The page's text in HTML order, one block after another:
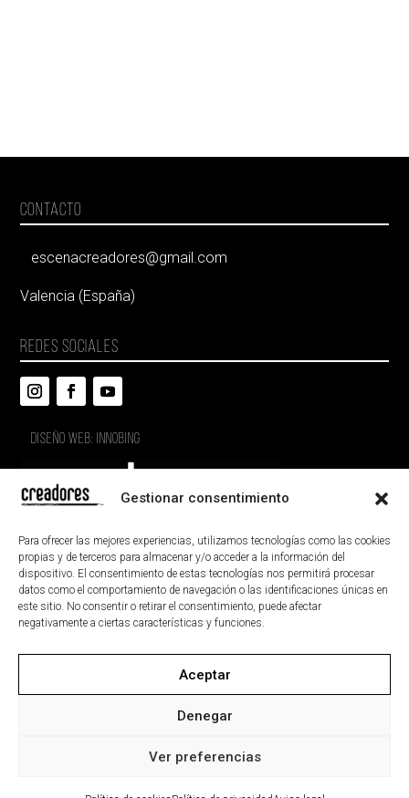
Gestionar consentimiento
Para ofrecer las mejores experiencias, utilizamos tecnologías como las cookies
propias y de terceros para almacenar y/o acceder a la información del
dispositivo. El consentimiento de estas tecnologías nos permitirá procesar
datos como el comportamiento de navegación o las identificaciones únicas en
este sitio. No consentir o retirar el consentimiento, puede afectar
negativamente a ciertas características y funciones.
Aceptar
Denegar
Ver preferencias
POLÍTICA DE PRIVACIDAD
ACCESIBILIDAD
CONTACTO
escenacreadores@gmail.com
Valencia (España)
REDES SOCIALES
DISEÑO WEB: INNOBING